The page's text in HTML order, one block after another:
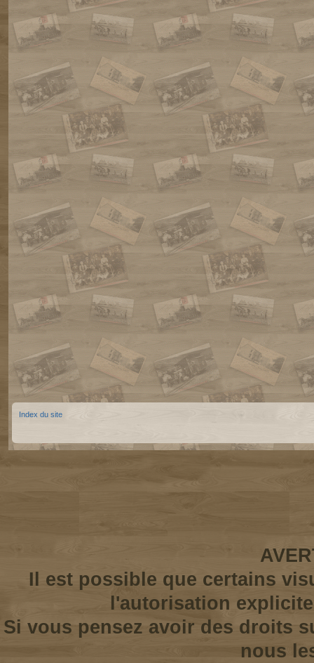
Index du site
Il est possible que certains
l'autorisation
Si vous pensez avoir des droits
nous